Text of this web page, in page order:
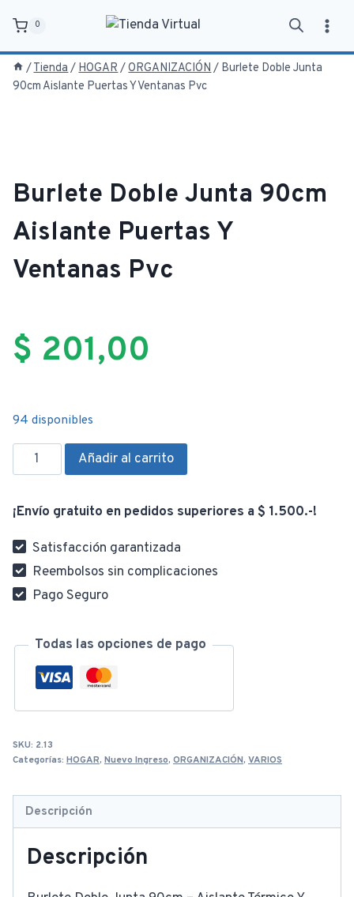
contenido
0
/Tienda / HOGAR /ORGANIZACIÓN / Burlete Doble Junta
90cm Aislante Puertas Y Ventanas Pvc
Burlete Doble Junta 90cm
Aislante Puertas Y
Ventanas Pvc
$ 201,00
94 disponibles
Burlete
Doble
90cm
Aislante
Puertas
Y
Ventanas
cantidad
Añadir al carrito
¡Envío gratuito en pedidos superiores a $ 1.500.-!
Satisfacción garantizada
Reembolsos sin complicaciones
Pago Seguro
Todas las opciones de pago
SKU: 2.13
Categorías: HOGAR, Nuevo Ingreso, ORGANIZACIÓN, VARIOS
Descripción
Descripción